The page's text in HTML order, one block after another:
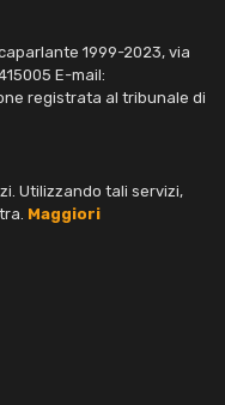
1999-2023, via
E-mail:
registrata al tribunale di
Utilizzando tali servizi,
Maggiori